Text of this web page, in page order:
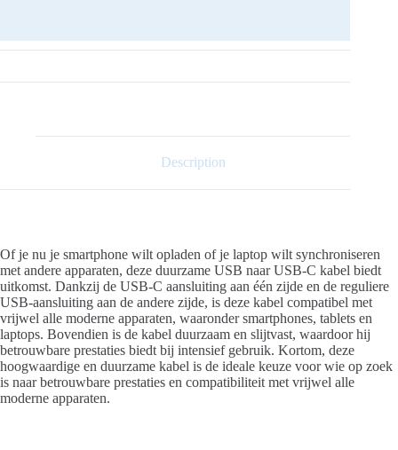
Description
Of je nu je smartphone wilt opladen of je laptop wilt synchroniseren
met andere apparaten, deze duurzame USB naar USB-C kabel biedt
uitkomst. Dankzij de USB-C aansluiting aan één zijde en de reguliere
USB-aansluiting aan de andere zijde, is deze kabel compatibel met
vrijwel alle moderne apparaten, waaronder smartphones, tablets en
laptops. Bovendien is de kabel duurzaam en slijtvast, waardoor hij
betrouwbare prestaties biedt bij intensief gebruik. Kortom, deze
hoogwaardige en duurzame kabel is de ideale keuze voor wie op zoek
is naar betrouwbare prestaties en compatibiliteit met vrijwel alle
moderne apparaten.